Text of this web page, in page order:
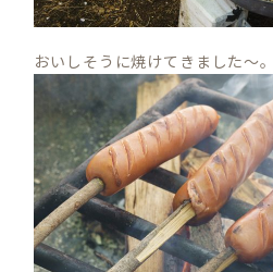
おいしそうに焼けてきました～。